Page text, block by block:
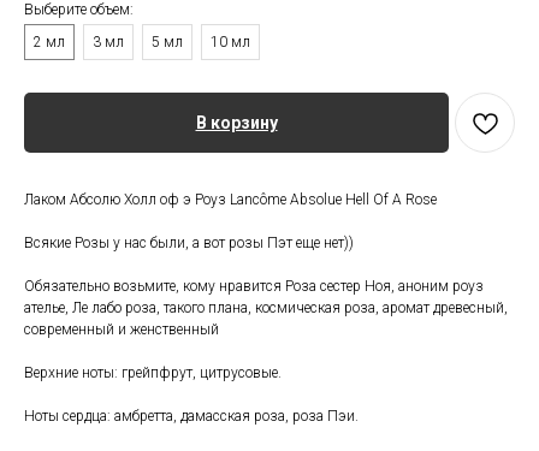
Выберите объем:
2 мл
3 мл 5 мл 10 мл
В корзину
Лаком Абсолю Холл оф э Роуз Lancôme Absolue Hell Of A Rose
Всякие Розы у нас были, а вот розы Пэт еще нет))
Обязательно возьмите, кому нравится Роза сестер Ноя, аноним роуз
ателье, Ле лабо роза, такого плана, космическая роза, аромат древесный,
современный и женственный
Верхние ноты: грейпфрут, цитрусовые.
Ноты сердца: амбретта, дамасская роза, роза Пэи.